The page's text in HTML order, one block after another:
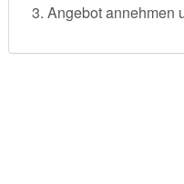
Angebot annehmen